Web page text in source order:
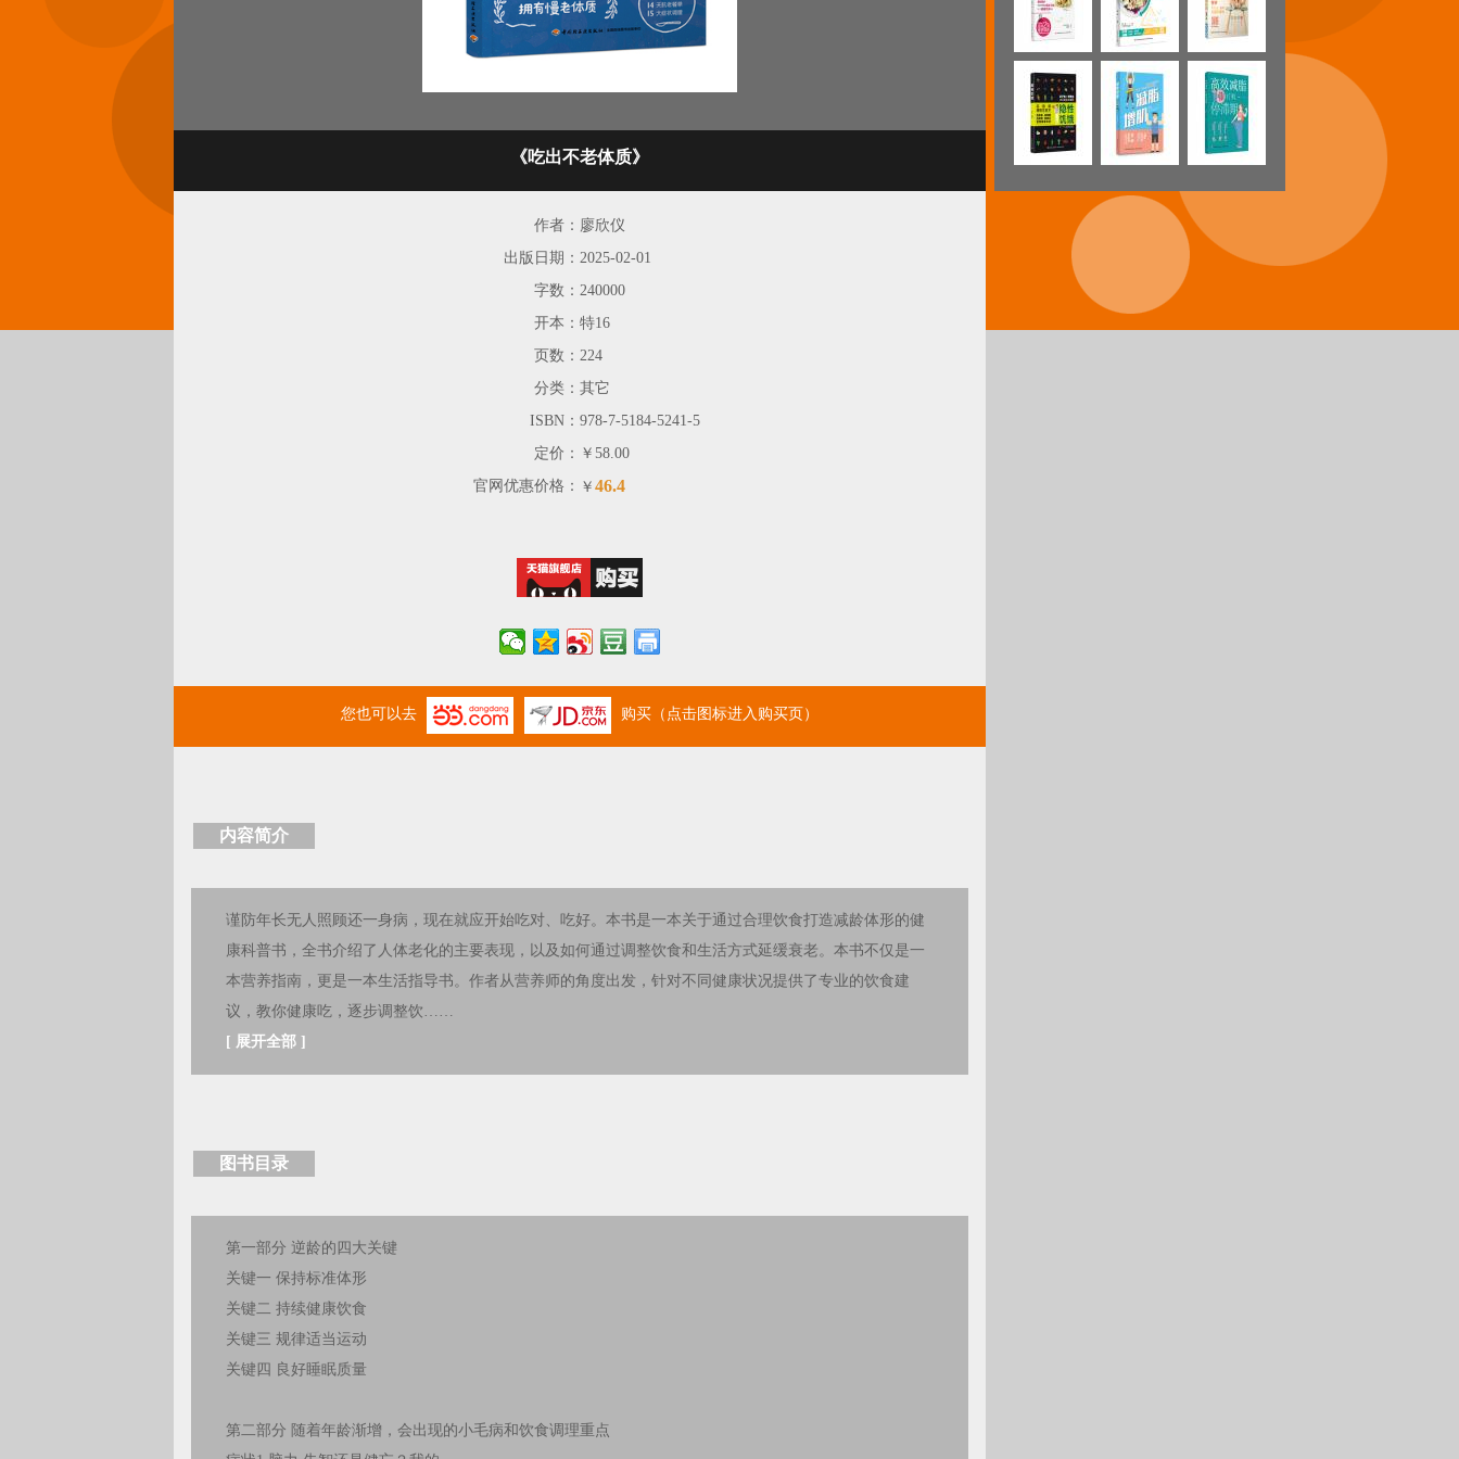
《吃出不老体质》
作者： 廖欣仪
出版日期： 2025-02-01
字数： 240000
开本： 特16
页数： 224
分类： 其它
ISBN： 978-7-5184-5241-5
定价： ￥58.00
官网优惠价格： ￥ 46.4
您也可以去 购买（点击图标进入购买页）
内容简介
谨防年长无人照顾还一身病，现在就应开始吃对、吃好。本书是一本关于通过合理饮食打造减龄体形的健
康科普书，全书介绍了人体老化的主要表现，以及如何通过调整饮食和生活方式延缓衰老。本书不仅是一
本营养指南，更是一本生活指导书。作者从营养师的角度出发，针对不同健康状况提供了专业的饮食建
议，教你健康吃，逐步调整饮……
[ 展开全部 ]
图书目录
第一部分 逆龄的四大关键
关键一 保持标准体形
关键二 持续健康饮食
关键三 规律适当运动
关键四 良好睡眠质量
第二部分 随着年龄渐增，会出现的小毛病和饮食调理重点